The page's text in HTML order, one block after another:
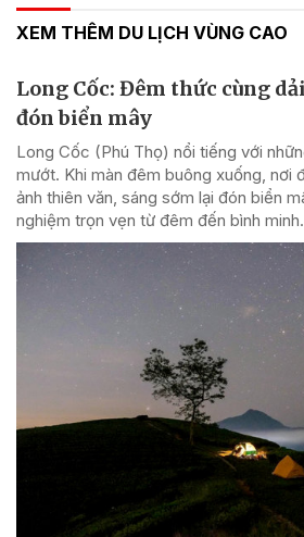
XEM THÊM DU LỊCH VÙNG CAO
Long Cốc: Đêm thức cùng
đón biển mây
Long Cốc (Phú Thọ) nổi tiếng với
mướt. Khi màn đêm buông xuống, nơi
ảnh thiên văn, sáng sớm lại đón biển
nghiệm trọn vẹn từ đêm đến bình minh.